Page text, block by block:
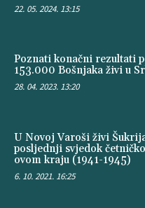
22. 05. 2024. 13:15
Poznati konačni rezultati
153.000 Bošnjaka živi u
28. 04. 2023. 13:20
U Novoj Varoši živi
posljednji svjedok
ovom kraju (1941-1945)
6. 10. 2021. 16:25